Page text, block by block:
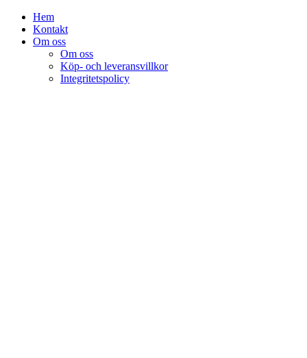
Hem
Kontakt
Om oss
Om oss
Köp- och leveransvillkor
Integritetspolicy